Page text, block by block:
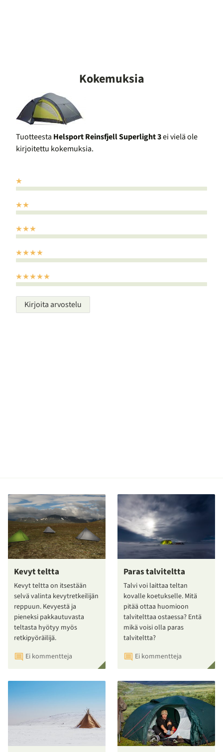
Kokemuksia
Tuotteesta Helsport Reinsfjell Superlight 3ei vielä ole
kirjoitettu kokemuksia.
Kirjoita arvostelu
Kevyt teltta
Kevyt teltta on itsestään
selvä valinta kevytretkeilijän
reppuun. Kevyestä ja
pieneksi pakkautuvasta
teltasta hyötyy myös
retkipyöräilijä.
Ei kommentteja
Paras talviteltta
Talvi voi laittaa teltan
kovalle koetukselle. Mitä
pitää ottaa huomioon
talvitelttaa ostaessa? Entä
mikä voisi olla paras
talviteltta?
Ei kommentteja